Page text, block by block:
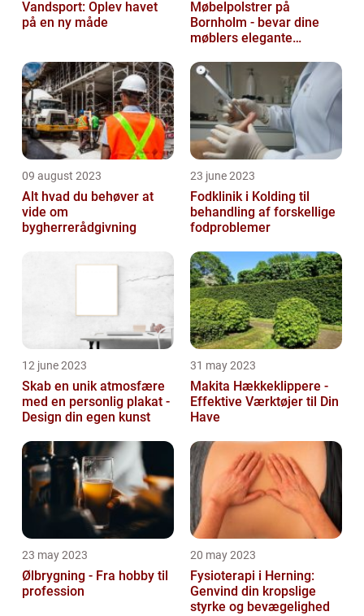
Vandsport: Oplev havet
på en ny måde
Møbelpolstrer på
Bornholm - bevar dine
møblers elegante
09 august 2023
Alt hvad du behøver at
vide om
bygherrerådgivning
23 june 2023
Fodklinik i Kolding til
behandling af forskellige
fodproblemer
12 june 2023
Skab en unik atmosfære
med en personlig plakat -
Design din egen kunst
31 may 2023
Makita Hækkeklippere -
Effektive Værktøjer til Din
Have
23 may 2023
Ølbrygning - Fra hobby til
profession
20 may 2023
Fysioterapi i Herning:
Genvind din kropslige
styrke og bevægelighed